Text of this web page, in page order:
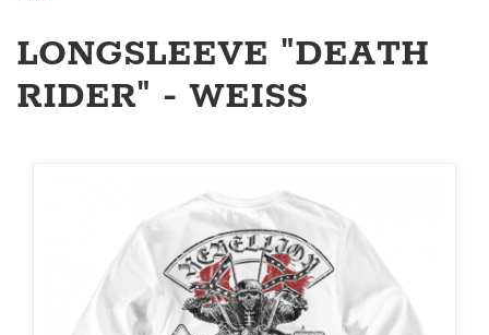
LONGSLEEVE "DEATH
RIDER" - WEISS